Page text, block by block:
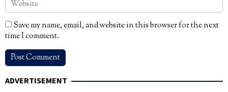
Save my name, email, and website in this browser for the next
time I comment.
ADVERTISEMENT